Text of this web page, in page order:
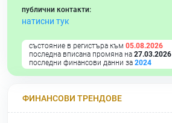
публични контакти:
натисни тук
състояние в регистъра към 05.08.2026
последна вписана промяна на 27.03.2026
последни финансови данни за 2024
ФИНАНСОВИ ТРЕНДОВЕ